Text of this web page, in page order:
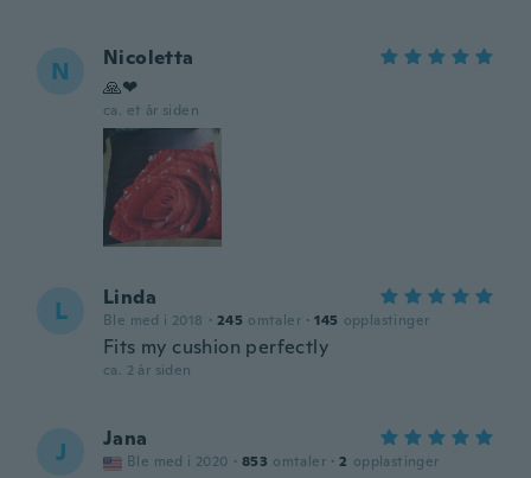
N
Nicoletta
🙏❤
ca. et år siden
L Linda
Ble med i 2018 · 245 omtaler · 145 opplastinger
Fits my cushion perfectly
ca. 2 år siden
J Jana
Ble med i 2020 · 853 omtaler · 2 opplastinger